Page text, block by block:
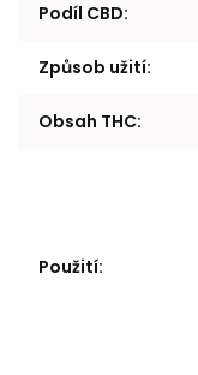
Podíl CBD:
Způsob užití:
Obsah THC:
Použití: